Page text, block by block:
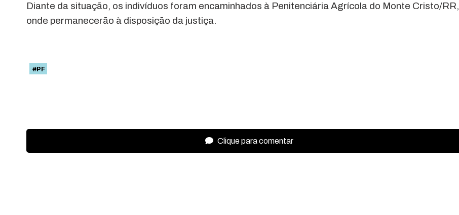
Diante da situação, os indivíduos foram encaminhados à Penitenciária Agrícola do Monte Cristo/RR,
onde permanecerão à disposição da justiça.
#PF
Clique para comentar